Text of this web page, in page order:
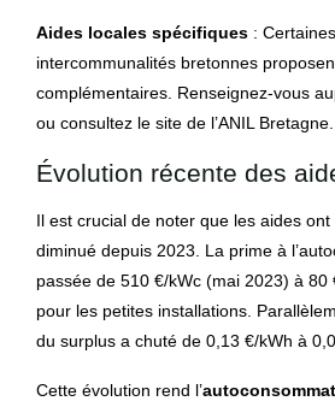
Aides locales spécifiques :
intercommunalités bretonnes
complémentaires. Renseignez-vous
ou consultez le site de l’ANIL Bretagne.
Évolution récente des
Il est crucial de noter que les aides
diminué depuis 2023. La prime à
passée de 510 €/kWc (mai 2023) à 80
pour les petites installations.
du surplus a chuté de 0,13 €/kWh à
Cette évolution rend l’